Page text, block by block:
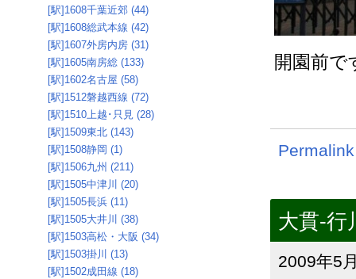
開園前
Permalink
大貫-行
2009年5
[駅]1608千葉近郊 (44)
[駅]1608総武本線 (42)
[駅]1607外房内房 (31)
[駅]1605南房総 (133)
[駅]1602名古屋 (58)
[駅]1512磐越西線 (72)
[駅]1510上越･只見 (28)
[駅]1509東北 (143)
[駅]1508静岡 (1)
[駅]1506九州 (211)
[駅]1505中津川 (20)
[駅]1505長浜 (11)
[駅]1505大井川 (38)
[駅]1503高松・大阪 (34)
[駅]1503掛川 (13)
[駅]1502成田線 (18)